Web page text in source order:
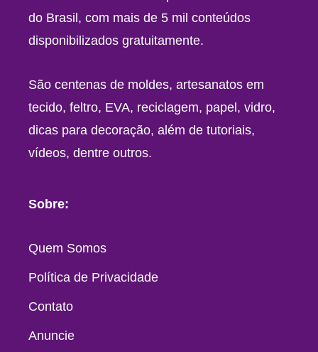
do Brasil, com mais de 5 mil conteúdos
disponibilizados gratuitamente.
São centenas de moldes, artesanatos em
tecido, feltro, EVA, reciclagem, papel, vidro,
dicas para decoração, além de tutoriais,
vídeos, dentre outros.
Sobre:
Quem Somos
Política de Privacidade
Contato
Anuncie